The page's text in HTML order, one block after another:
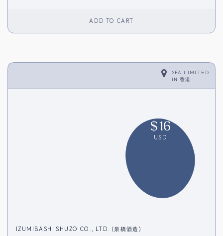
ADD TO CART
SFA LIMITED
IN 香港
$16
USD
IZUMIBASHI SHUZO CO., LTD. (泉橋酒造)